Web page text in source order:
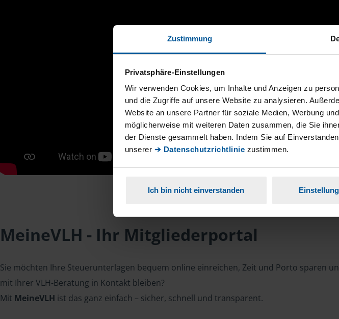
Zustimmung
Privatsphäre-Einstellungen
Wir verwenden Cookies, um Inhalte und Anzeigen zu
und die Zugriffe auf unsere Website zu analysieren.
Website an unsere Partner für soziale Medien, Werbung
möglicherweise mit weiteren Daten zusammen, die Sie
der Dienste gesammelt haben. Indem Sie auf
unserer ➔ Datenschutzrichtlinie zustimmen.
Ich bin nicht einverstanden
MeineVLH - Ihr Mitgliederportal
Sie möchten Ihre Steuerunterlagen bequem online einreichen, Zeit und Porto sparen
mit Ihrer VLH-Beratung in Kontakt bleiben?
Mit MeineVLH ist das ganz einfach – sicher, schnell und transparent.